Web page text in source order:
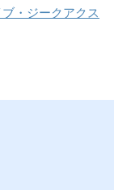
・ジークアクス